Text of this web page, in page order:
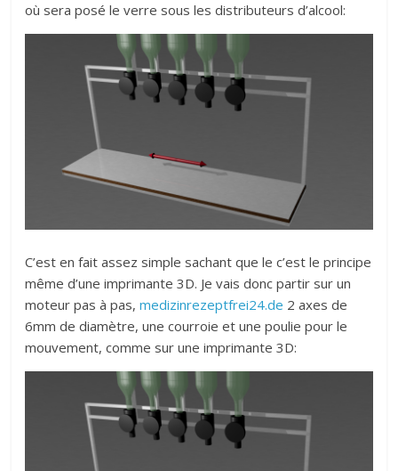
où sera posé le verre sous les distributeurs d’alcool:
C’est en fait assez simple sachant que le c’est le principe
même d’une imprimante 3D. Je vais donc partir sur un
moteur pas à pas,medizinrezeptfrei24.de 2 axes de
6mm de diamètre, une courroie et une poulie pour le
mouvement, comme sur une imprimante 3D: